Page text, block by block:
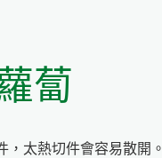
蔔
，太熱切件會容易散開。